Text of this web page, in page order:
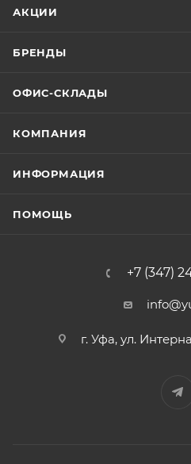
АКЦИИ
БРЕНДЫ
ОФИС-СКЛАДЫ
КОМПАНИЯ
ИНФОРМАЦИЯ
ПОМОЩЬ
+7 (347)
г. Уфа, ул.